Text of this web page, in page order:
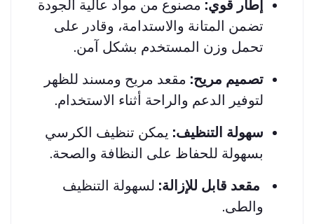
إطار قوي: مصنوع من مواد عالية الجودة
تضمن المتانة والاستدامة، وقادر على
تحمل وزن المستخدم بشكل آمن.
تصميم مريح: مقعد مريح ومسند للظهر
لتوفير الدعم والراحة أثناء الاستخدام.
سهولة التنظيف: يمكن تنظيف الكرسي
بسهولة للحفاظ على النظافة والصحة.
مقعد قابل للإزالة: لسهولة التنظيف
والطى.